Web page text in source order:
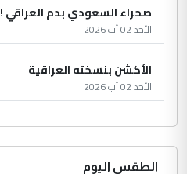
صحراء السعودي بدم العراقي !
الأحد 02 آب 2026
الأكشن بنسخته العراقية
الأحد 02 آب 2026
الطقس اليوم